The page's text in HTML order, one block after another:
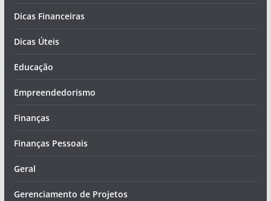
Dicas Financeiras
Dicas Úteis
Educação
Empreendedorismo
Finanças
Finanças Pessoais
Geral
Gerenciamento de Projetos